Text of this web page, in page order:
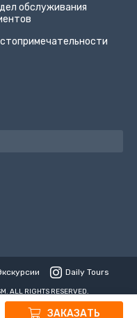
ЗАКАЗАТЬ
обслуживания
Daily Tours
ALL RIGHTS RESERVED.